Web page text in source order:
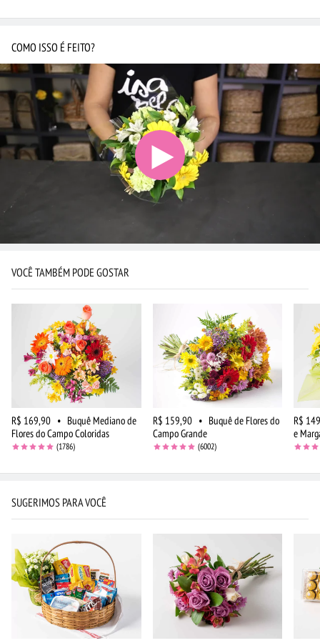
COMO ISSO É FEITO?
VOCÊ TAMBÉM PODE GOSTAR
R$ 169,90 • Buquê Mediano de
Flores do Campo Coloridas
(1786)
R$ 159,90 • Buquê de Flores do
Campo Grande
(6002)
R$
e
SUGERIMOS PARA VOCÊ